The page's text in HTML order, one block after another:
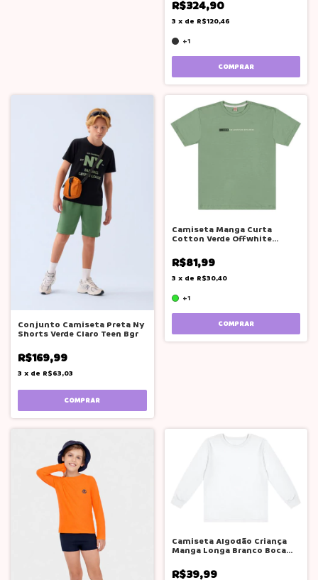
R$324,90
3 x de R$120,46
+1
COMPRAR
Conjunto Camiseta Preta Ny
Shorts Verde Claro Teen Bgr
R$169,99
3 x de R$63,03
COMPRAR
Camiseta Manga Curta
Cotton Verde Offwhite
R$81,99
3 x de R$30,40
+1
COMPRAR
Camiseta Algodão Criança
Manga Longa Branco Boca
R$39,99